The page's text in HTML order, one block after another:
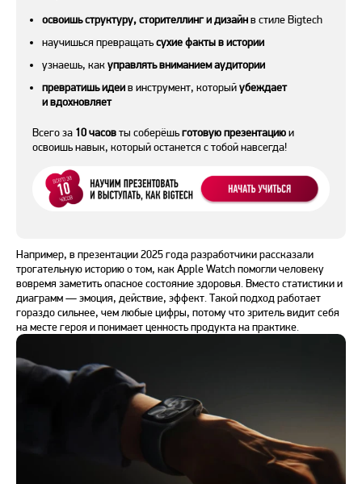
освоишь структуру, сторителлинг и дизайнв стиле Bigtech
научишься превращатьсухие факты в истории
узнаешь, какуправлять вниманием аудитории
превратишь идеив инструмент, которыйубеждает
и вдохновляет
Всего за 10 часовты соберёшьготовую презентациюи
освоишь навык, который останется с тобой навсегда!
Например, в презентации 2025 года разработчики рассказали
трогательную историю о том, как Apple Watch помогли человеку
вовремя заметить опасное состояние здоровья. Вместо статистики и
диаграмм — эмоция, действие, эффект. Такой подход работает
гораздо сильнее, чем любые цифры, потому что зритель видит себя
на месте героя и понимает ценность продукта на практике.